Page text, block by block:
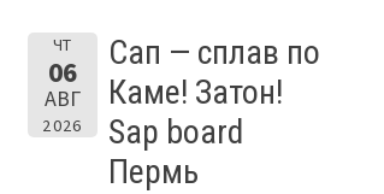
ЧТ
06
АВГ
2026
Сап — сплав по
Каме! Затон!
Sap board
Пермь